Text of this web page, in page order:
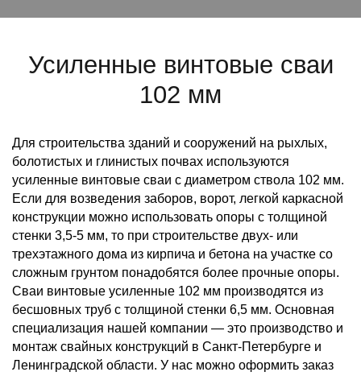
Усиленные винтовые сваи
102 мм
Для строительства зданий и сооружений на рыхлых,
болотистых и глинистых почвах используются
усиленные винтовые сваи с диаметром ствола 102 мм.
Если для возведения заборов, ворот, легкой каркасной
конструкции можно использовать опоры с толщиной
стенки 3,5-5 мм, то при строительстве двух- или
трехэтажного дома из кирпича и бетона на участке со
сложным грунтом понадобятся более прочные опоры.
Сваи винтовые усиленные 102 мм производятся из
бесшовных труб с толщиной стенки 6,5 мм. Основная
специализация нашей компании — это производство и
монтаж свайных конструкций в Санкт-Петербурге и
Ленинградской области. У нас можно оформить заказ